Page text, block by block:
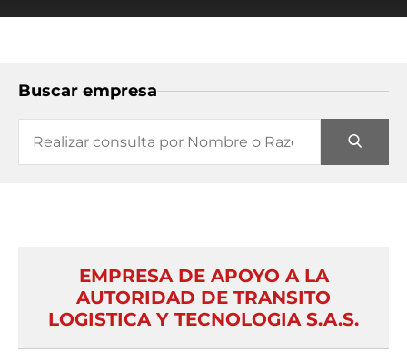
Buscar empresa
EMPRESA DE APOYO A LA
AUTORIDAD DE TRANSITO
LOGISTICA Y TECNOLOGIA S.A.S.